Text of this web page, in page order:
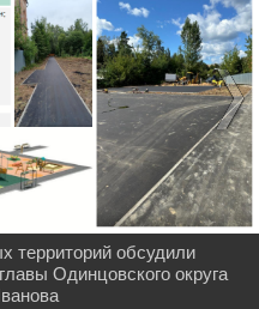
территорий обсудили
Одинцовского округа